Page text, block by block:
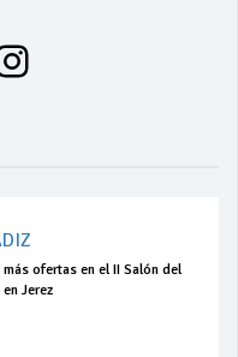
ofertas en el II Salón del
Jerez